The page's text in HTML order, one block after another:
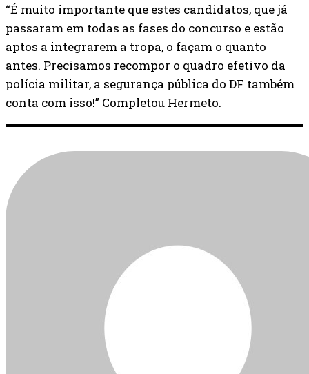
“É muito importante que estes candidatos, que já
passaram em todas as fases do concurso e estão
aptos a integrarem a tropa, o façam o quanto
antes. Precisamos recompor o quadro efetivo da
polícia militar, a segurança pública do DF também
conta com isso!” Completou Hermeto.